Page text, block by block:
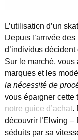
L’utilisation d’un
Depuis l’arrivée
d’individus décident
Sur le marché, vous
marques et les
la nécessité de
vous épargner cette
notre guide d’achat.
découvrir l’Elwing –
séduits par sa